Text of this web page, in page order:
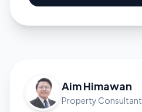
Aim Himawan
Property Consultant